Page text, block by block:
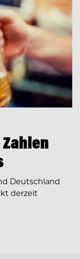
Zahlen
Deutschland
derzeit